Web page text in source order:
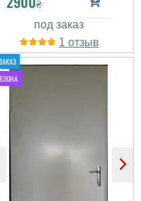
Пользователь не
оставил комментариев
1